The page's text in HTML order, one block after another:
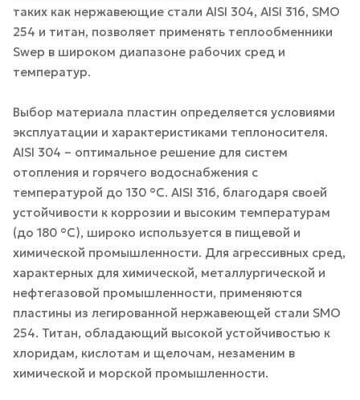
таких как нержавеющие стали AISI 304, AISI 316, SMO
254 и титан, позволяет применять теплообменники
Swep в широком диапазоне рабочих сред и
температур.
Выбор материала пластин определяется условиями
эксплуатации и характеристиками теплоносителя.
AISI 304 – оптимальное решение для систем
отопления и горячего водоснабжения с
температурой до 130 °С. AISI 316, благодаря своей
устойчивости к коррозии и высоким температурам
(до 180 °С), широко используется в пищевой и
химической промышленности. Для агрессивных сред,
характерных для химической, металлургической и
нефтегазовой промышленности, применяются
пластины из легированной нержавеющей стали SMO
254. Титан, обладающий высокой устойчивостью к
хлоридам, кислотам и щелочам, незаменим в
химической и морской промышленности.